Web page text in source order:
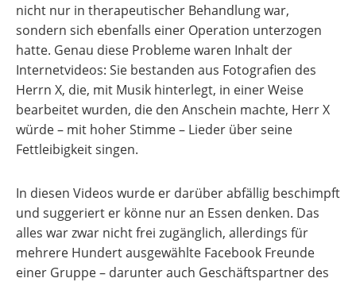
nicht nur in therapeutischer Behandlung war,
sondern sich ebenfalls einer Operation unterzogen
hatte. Genau diese Probleme waren Inhalt der
Internetvideos: Sie bestanden aus Fotografien des
Herrn X, die, mit Musik hinterlegt, in einer Weise
bearbeitet wurden, die den Anschein machte, Herr X
würde – mit hoher Stimme – Lieder über seine
Fettleibigkeit singen.
In diesen Videos wurde er darüber abfällig beschimpft
und suggeriert er könne nur an Essen denken. Das
alles war zwar nicht frei zugänglich, allerdings für
mehrere Hundert ausgewählte Facebook Freunde
einer Gruppe – darunter auch Geschäftspartner des